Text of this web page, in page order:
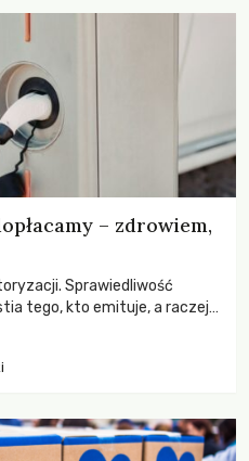
– zdrowiem,
Sprawiedliwość
tego, kto emituje, a raczej